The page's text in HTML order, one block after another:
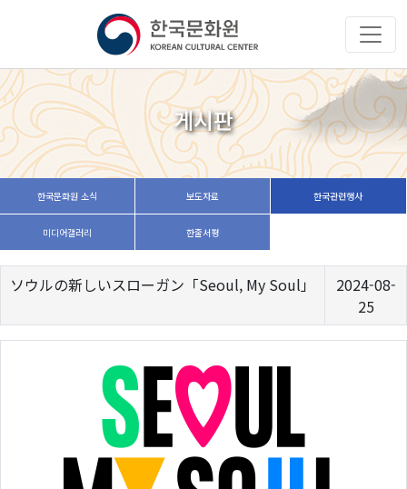
게시판
한국문화원 소식 보도자료 한국관련행사
미디어갤러리 한줄서평
ソウルの新しいスローガン「Seoul, My Soul」
2024-08-
25